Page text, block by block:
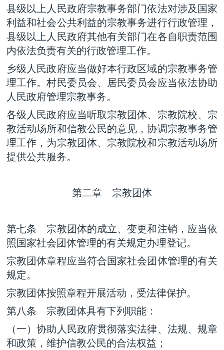
县级以上人民政府宗教事务部门依法对涉及国家
利益和社会公共利益的宗教事务进行行政管理，
县级以上人民政府其他有关部门在各自职责范围
内依法负责有关的行政管理工作。
乡级人民政府应当做好本行政区域的宗教事务管
理工作。村民委员会、居民委员会应当依法协助
人民政府管理宗教事务。
各级人民政府应当听取宗教团体、宗教院校、宗
教活动场所和信教公民的意见，协调宗教事务管
理工作，为宗教团体、宗教院校和宗教活动场所
提供公共服务。
第二章 宗教团体
第七条 宗教团体的成立、变更和注销，应当依
照国家社会团体管理的有关规定办理登记。
宗教团体章程应当符合国家社会团体管理的有关
规定。
宗教团体按照章程开展活动，受法律保护。
第八条 宗教团体具有下列职能：
（一）协助人民政府贯彻落实法律、法规、规章
和政策，维护信教公民的合法权益；